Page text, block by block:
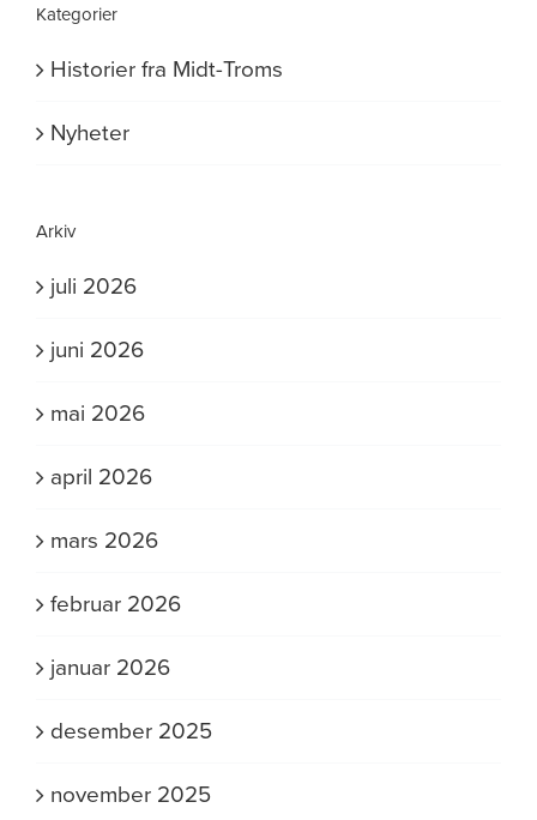
Kategorier
Historier fra Midt-Troms
Nyheter
Arkiv
juli 2026
juni 2026
mai 2026
april 2026
mars 2026
februar 2026
januar 2026
desember 2025
november 2025